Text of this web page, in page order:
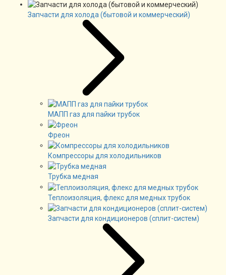
Запчасти для холода (бытовой и коммерческий)
МАПП газ для пайки трубок
Фреон
Компрессоры для холодильников
Трубка медная
Теплоизоляция, флекс для медных трубок
Запчасти для кондиционеров (сплит-систем)